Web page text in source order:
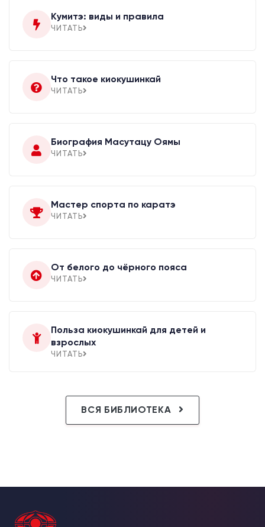
Кумитэ: виды и правила
ЧИТАТЬ
Что такое киокушинкай
ЧИТАТЬ
Биография Масутацу Оямы
ЧИТАТЬ
Мастер спорта по каратэ
ЧИТАТЬ
От белого до чёрного пояса
ЧИТАТЬ
Польза киокушинкай для детей и
взрослых
ЧИТАТЬ
ВСЯ БИБЛИОТЕКА